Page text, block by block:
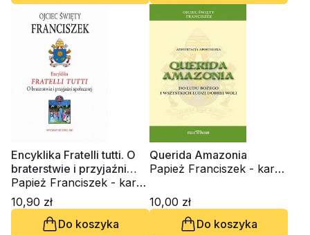
Encyklika Fratelli tutti. O
braterstwie i przyjaźni
społecznej
Papież Franciszek - kard.
Jorge Mario Bergoglio
10,90 zł
Do koszyka
Querida Amazonia
Papież Franciszek - kard.
10,00 zł
Do koszyka